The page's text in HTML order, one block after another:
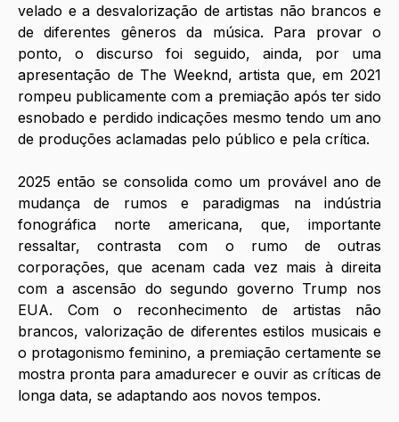
velado e a desvalorização de artistas não brancos e
de diferentes gêneros da música. Para provar o
ponto, o discurso foi seguido, ainda, por uma
apresentação de The Weeknd, artista que, em 2021
rompeu publicamente com a premiação após ter sido
esnobado e perdido indicações mesmo tendo um ano
de produções aclamadas pelo público e pela crítica.
2025 então se consolida como um provável ano de
mudança de rumos e paradigmas na indústria
fonográfica norte americana, que, importante
ressaltar, contrasta com o rumo de outras
corporações, que acenam cada vez mais à direita
com a ascensão do segundo governo Trump nos
EUA. Com o reconhecimento de artistas não
brancos, valorização de diferentes estilos musicais e
o protagonismo feminino, a premiação certamente se
mostra pronta para amadurecer e ouvir as críticas de
longa data, se adaptando aos novos tempos.